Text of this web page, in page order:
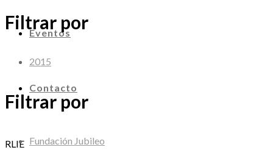
RLIE
Eventos
Contacto
Filtrar por
2015
Filtrar por
Fundación Jubileo